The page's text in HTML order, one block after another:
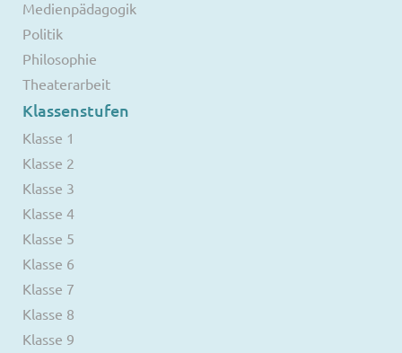
Medienpädagogik
Politik
Philosophie
Theaterarbeit
Klassenstufen
Klasse 1
Klasse 2
Klasse 3
Klasse 4
Klasse 5
Klasse 6
Klasse 7
Klasse 8
Klasse 9